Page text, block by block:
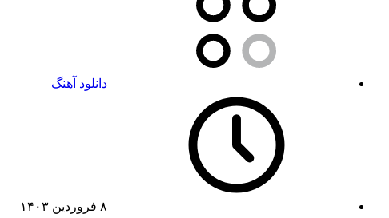
دانلود آهنگ